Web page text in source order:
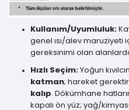
Kullanım/Uyumluluk:
genel ısı/alev maruziyeti
gereksinimi olan
Hızlı Seçim: Yoğun
katman; hareket
kalıp . Dökümhane
kapalı ön yüz; yağ/